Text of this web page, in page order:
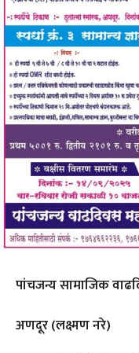
पांचजन्य सामाजिक
अणदूर (लक्ष्मण नरे)